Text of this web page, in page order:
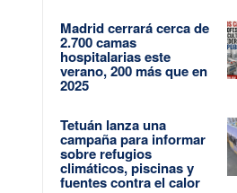
Madrid cerrará cerca de
2.700 camas
hospitalarias este
verano, 200 más que en
2025
Tetuán lanza una
campaña para informar
sobre refugios
climáticos, piscinas y
fuentes contra el calor